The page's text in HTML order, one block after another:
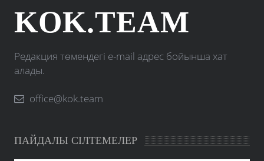
KOK.TEAM
Редакция төмендегі e-mail адрес бойынша хат
алады.
office@kok.team
ПАЙДАЛЫ СІЛТЕМЕЛЕР